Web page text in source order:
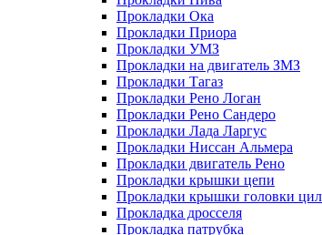
Прокладки Ока
Прокладки Приора
Прокладки УМЗ
Прокладки на двигатель ЗМЗ
Прокладки Тагаз
Прокладки Рено Логан
Прокладки Рено Сандеро
Прокладки Лада Ларгус
Прокладки Ниссан Альмера
Прокладки двигатель Рено
Прокладки крышки цепи
Прокладки крышки головки
Прокладка дросселя
Прокладка патрубка